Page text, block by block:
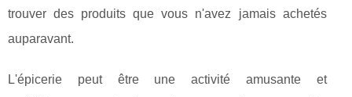
trouver des produits que vous n'avez jamais achetés
auparavant.
L'épicerie peut être une activité amusante et